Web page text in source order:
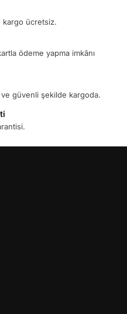
kargo ücretsiz.
ödeme yapma imkânı
ve güvenli şekilde kargoda.